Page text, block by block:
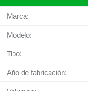
Marca:
Modelo:
Tipo:
Año de fabricación: